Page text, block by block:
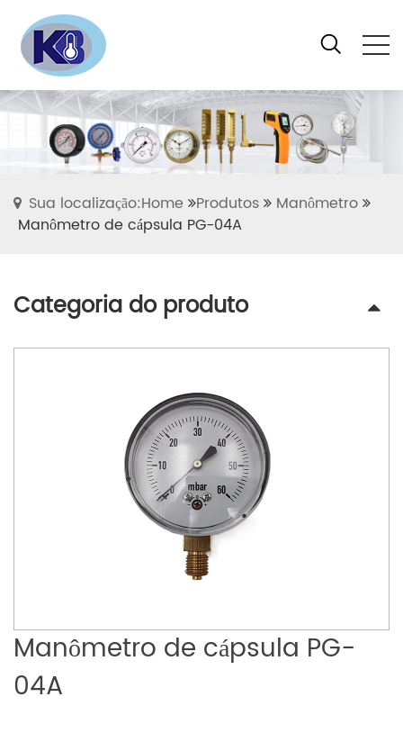
Sua localização:Home Produtos
Manômetro
Manômetro de cápsula PG-04A
Categoria do produto
Manômetro de cápsula PG-
04A